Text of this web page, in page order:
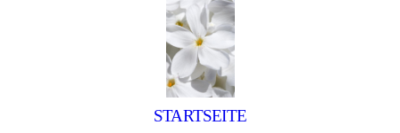
STARTSEITE